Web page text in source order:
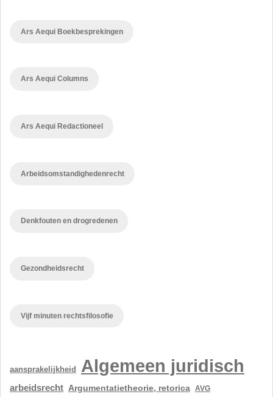
Ars Aequi Boekbesprekingen
Ars Aequi Columns
Ars Aequi Redactioneel
Arbeidsomstandighedenrecht
Denkfouten en drogredenen
Gezondheidsrecht
Vijf minuten rechtsfilosofie
aansprakelijkheid Algemeen juridisch
arbeidsrecht Argumentatietheorie, retorica AVG